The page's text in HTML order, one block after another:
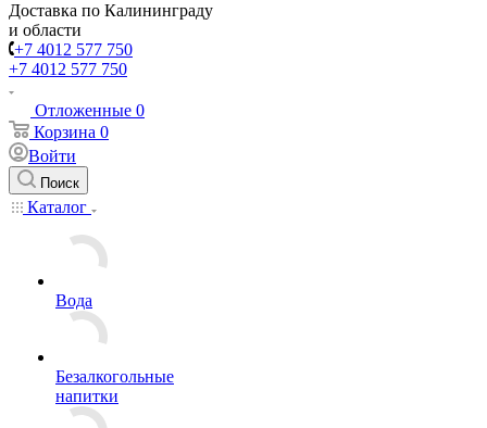
Доставка по Калининграду
и области
+7 4012 577 750
+7 4012 577 750
Отложенные 0
Корзина 0
Войти
Поиск
Каталог
Вода
Безалкогольные
напитки